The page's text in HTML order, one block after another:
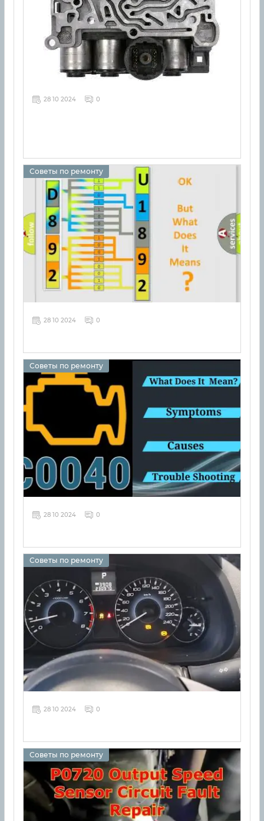
28 10 2024 0
Советы по ремонту
28 10 2024 0
Советы по ремонту
28 10 2024 0
Советы по ремонту
28 10 2024 0
Советы по ремонту